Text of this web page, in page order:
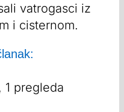
vatrogasci iz
i cisternom.
pregleda